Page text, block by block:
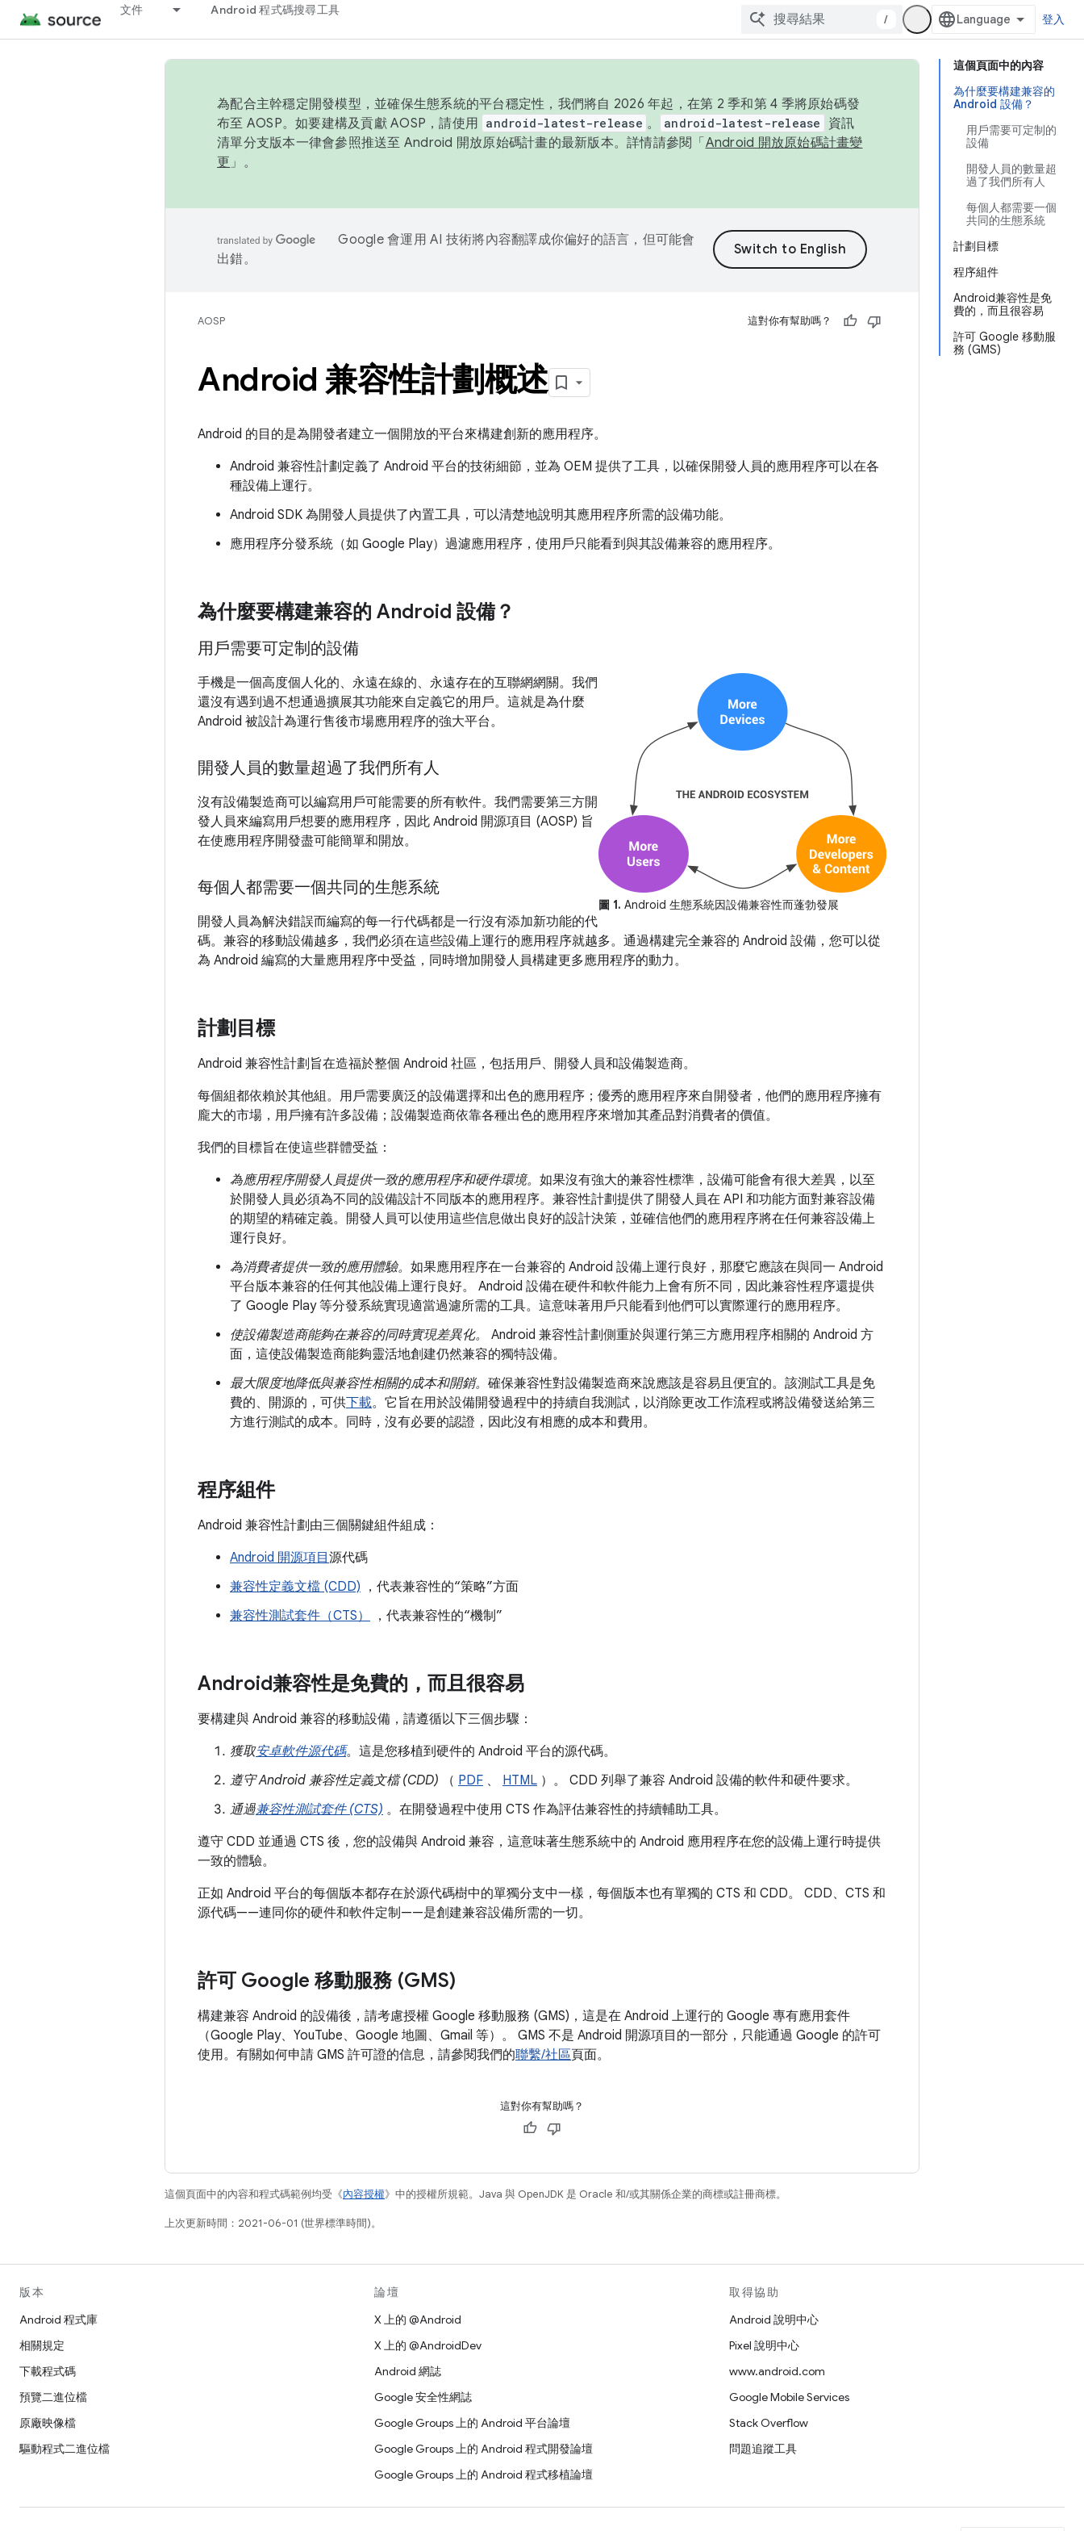
文件 Android 程式碼搜尋工具
/ 登入
這個頁面中的內容
為什麼要構建兼容的
Android 設備？
用戶需要可定制的
設備
開發人員的數量超
過了我們所有人
每個人都需要一個
共同的生態系統
計劃目標
程序組件
Android兼容性是免
費的，而且很容易
許可 Google 移動服
務 (GMS)
為配合主幹穩定開發模型，並確保生態系統的平台穩定性，我們將自 2026 年起，在第 2 季和第 4 季將原始碼發
布至 AOSP。如要建構及貢獻 AOSP，請使用 android-latest-release 。 android-latest-release
資訊
清單分支版本一律會參照推送至 Android 開放原始碼計畫的最新版本。詳情請參閱「 Android 開放原始碼計畫變
更 」。
Google 會運用 AI 技術將內容翻譯成你偏好的語言，但可能會
出錯。
AOSP 這對你有幫助嗎？
Android 兼容性計劃概述
Android 的目的是為開發者建立一個開放的平台來構建創新的應用程序。
Android 兼容性計劃定義了 Android 平台的技術細節，並為 OEM 提供了工具，以確保開發人員的應用程序可以在各
種設備上運行。
Android SDK 為開發人員提供了內置工具，可以清楚地說明其應用程序所需的設備功能。
應用程序分發系統（如 Google Play）過濾應用程序，使用戶只能看到與其設備兼容的應用程序。
為什麼要構建兼容的 Android 設備？
用戶需要可定制的設備
圖 1. Android 生態系統因設備兼容性而蓬勃發展
手機是一個高度個人化的、永遠在線的、永遠存在的互聯網網關。我們
還沒有遇到過不想通過擴展其功能來自定義它的用戶。這就是為什麼
Android 被設計為運行售後市場應用程序的強大平台。
開發人員的數量超過了我們所有人
沒有設備製造商可以編寫用戶可能需要的所有軟件。我們需要第三方開
發人員來編寫用戶想要的應用程序，因此 Android 開源項目 (AOSP) 旨
在使應用程序開發盡可能簡單和開放。
每個人都需要一個共同的生態系統
開發人員為解決錯誤而編寫的每一行代碼都是一行沒有添加新功能的代
碼。兼容的移動設備越多，我們必須在這些設備上運行的應用程序就越多。通過構建完全兼容的 Android 設備，您可以從
為 Android 編寫的大量應用程序中受益，同時增加開發人員構建更多應用程序的動力。
計劃目標
Android 兼容性計劃旨在造福於整個 Android 社​​區，包括用戶、開發人員和設備製造商。
每個組都依賴於其他組。用戶需要廣泛的設備選擇和出色的應用程序；優秀的應用程序來自開發者，他們的應用程序擁有
龐大的市場，用戶擁有許多設備；設備製造商依靠各種出色的應用程序來增加其產品對消費者的價值。
我們的目標旨在使這些群體受益：
為應用程序開發人員提供一致的應用程序和硬件環境。 如果沒有強大的兼容性標準，設備可能會有很大差異，以至
於開發人員必須為不同的設備設計不同版本的應用程序。兼容性計劃提供了開發人員在 API 和功能方面對兼容設備
的期望的精確定義。開發人員可以使用這些信息做出良好的設計決策，並確信他們的應用程序將在任何兼容設備上
運行良好。
為消費者提供一致的應用體驗。 如果應用程序在一台兼容的 Android 設備上運行良好，那麼它應該在與同一 Android
平台版本兼容的任何其他設備上運行良好。 Android 設備在硬件和軟件能力上會有所不同，因此兼容性程序還提供
了 Google Play 等分發系統實現適當過濾所需的工具。這意味著用戶只能看到他們可以實際運行的應用程序。
使設備製造商能夠在兼容的同時實現差異化。
Android 兼容性計劃側重於與運行第三方應用程序相關的 Android 方
面，這使設備製造商能夠靈活地創建仍然兼容的獨特設備。
最大限度地降低與兼容性相關的成本和開銷。 確保兼容性對設備製造商來說應該是容易且便宜的。該測試工具是免
費的、開源的，可供下載。它旨在用於設備開發過程中的持續自我測試，以消除更改工作流程或將設備發送給第三
方進行測試的成本。同時，沒有必要的認證，因此沒有相應的成本和費用。
程序組件
Android 兼容性計劃由三個關鍵組件組成：
Android 開源項目 源代碼
兼容性定義文檔 (CDD) ，代表兼容性的“策略”方面
兼容性測試套件（CTS）
，代表兼容性的“機制”
Android兼容性是免費的，而且很容易
要構建與 Android 兼容的移動設備，請遵循以下三個步驟：
獲取安卓軟件源代碼。這是您移植到硬件的 Android 平台的源代碼。
遵守 Android 兼容性定義文檔 (CDD) （ PDF 、 HTML ）。 CDD 列舉了兼容 Android 設備的軟件和硬件要求。
通過兼容性測試套件 (CTS) 。在開發過程中使用 CTS 作為評估兼容性的持續輔助工具。
遵守 CDD 並通過 CTS 後，您的設備與 Android 兼容，這意味著生態系統中的 Android 應用程序在您的設備上運行時提供
一致的體驗。
正如 Android 平台的每個版本都存在於源代碼樹中的單獨分支中一樣，每個版本也有單獨的 CTS 和 CDD。 CDD、CTS 和
源代碼——連同你的硬件和軟件定制——是創建兼容設備所需的一切。
許可 Google 移動服務 (GMS)
構建兼容 Android 的設備後，請考慮授權 Google 移動服務 (GMS)，這是在 Android 上運行的 Google 專有應用套件
（Google Play、YouTube、Google 地圖、Gmail 等）。 GMS 不是 Android 開源項目的一部分，只能通過 Google 的許可
使用。有關如何申請 GMS 許可證的信息，請參閱我們的聯繫/社區頁面。
這對你有幫助嗎？
這個頁面中的內容和程式碼範例均受《內容授權》中的授權所規範。Java 與 OpenJDK 是 Oracle 和/或其關係企業的商標或註冊商標。
上次更新時間：2021-06-01 (世界標準時間)。
版本
Android 程式庫
相關規定
下載程式碼
預覽二進位檔
原廠映像檔
驅動程式二進位檔
論壇
X 上的 @Android
X 上的 @AndroidDev
Android 網誌
Google 安全性網誌
Google Groups 上的 Android 平台論壇
Google Groups 上的 Android 程式開發論壇
Google Groups 上的 Android 程式移植論壇
取得協助
Android 說明中心
Pixel 說明中心
www.android.com
Google Mobile Services
Stack Overflow
問題追蹤工具